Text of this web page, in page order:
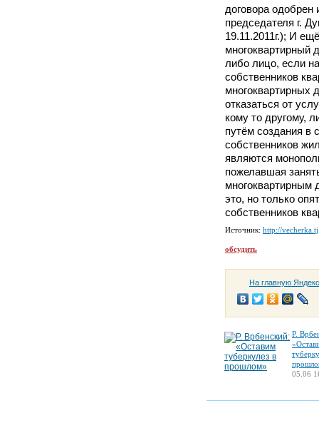
договора
председателя г.
19.11.2011г.); И
многоквартирный
либо лицо, если
собственников
многоквартирных
отказаться от
кому то другому,
путём создания в
собственников
являются
пожелавшая
многоквартирным
это, но только
собственников
Источник: http://vecherka.tj
обсудить
На главную
Р.
05.06